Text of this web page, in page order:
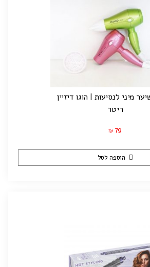
מיני לנסיעות | הוגו דיזיין
ריטר
₪ 79
הוספה לסל